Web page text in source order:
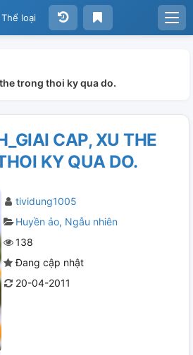
Thể loại
trong thoi ky qua do.
CAP, XU THE
KY QUA DO.
tividung1005
Huyền ảo Ngẫu nhiên
138
Đang cập nhật
20-04-2011